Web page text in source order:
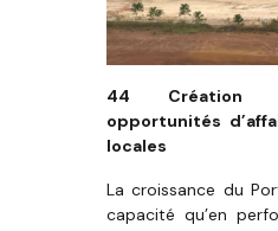
44 Création
opportunités
locales
La croissance du
capacité qu’en